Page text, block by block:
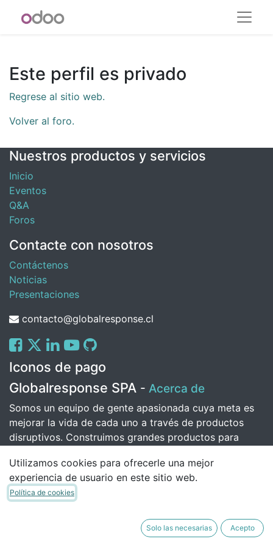
Este perfil es privado
Regrese al sitio web.
Volver al foro.
Nuestros productos y servicios
Inicio
Eventos
Q&A
Foros
Contacte con nosotros
Contáctenos
Noticias
Presentaciones
contacto@globalresponse.cl
Iconos de pago
Globalresponse SPA - Acerca de
Somos un equipo de gente apasionada cuya meta es
mejorar la vida de cada uno a través de productos
disruptivos. Construimos grandes productos para
Nuestros productos están diseñados para pequeñas o
medianas empresas que quieran optimizar su
rendimiento.
Copyright © Daniel Alejandro Santibanez Polanco
Utilizamos cookies para ofrecerle una mejor
experiencia de usuario en este sitio web.
Política de cookies
Solo las necesarias Acepto